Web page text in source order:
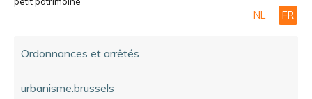
PARTICIPER
NL FR
Ordonnances et arrêtés
urbanisme.brussels